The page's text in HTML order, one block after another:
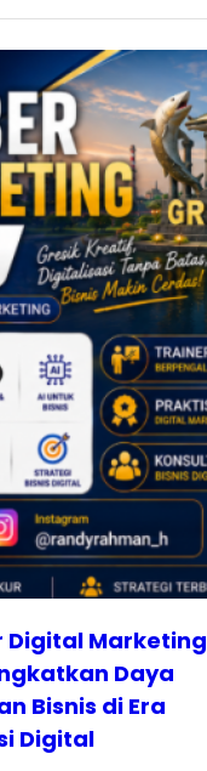
Digital Marketing
Daya
Bisnis di Era
Digital